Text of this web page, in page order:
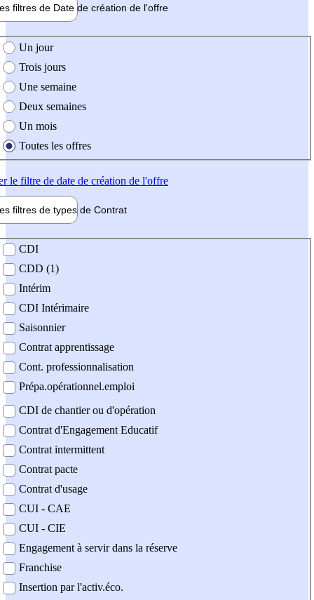
filtres de Date de création de l'offre
création de l'offre
Un jour
Trois jours
Une semaine
Deux semaines
Un mois
Toutes les offres
le filtre de date de création de l'offre
filtres de types de Contrat
contrat
CDI
CDD (1)
Intérim
CDI Intérimaire
Saisonnier
Contrat apprentissage
Cont. professionnalisation
Prépa.opérationnel.emploi
CDI de chantier ou d'opération
Contrat d'Engagement Educatif
Contrat intermittent
Contrat pacte
Contrat d'usage
CUI - CAE
CUI - CIE
Engagement à servir dans la réserve
Franchise
Insertion par l'activ.éco.